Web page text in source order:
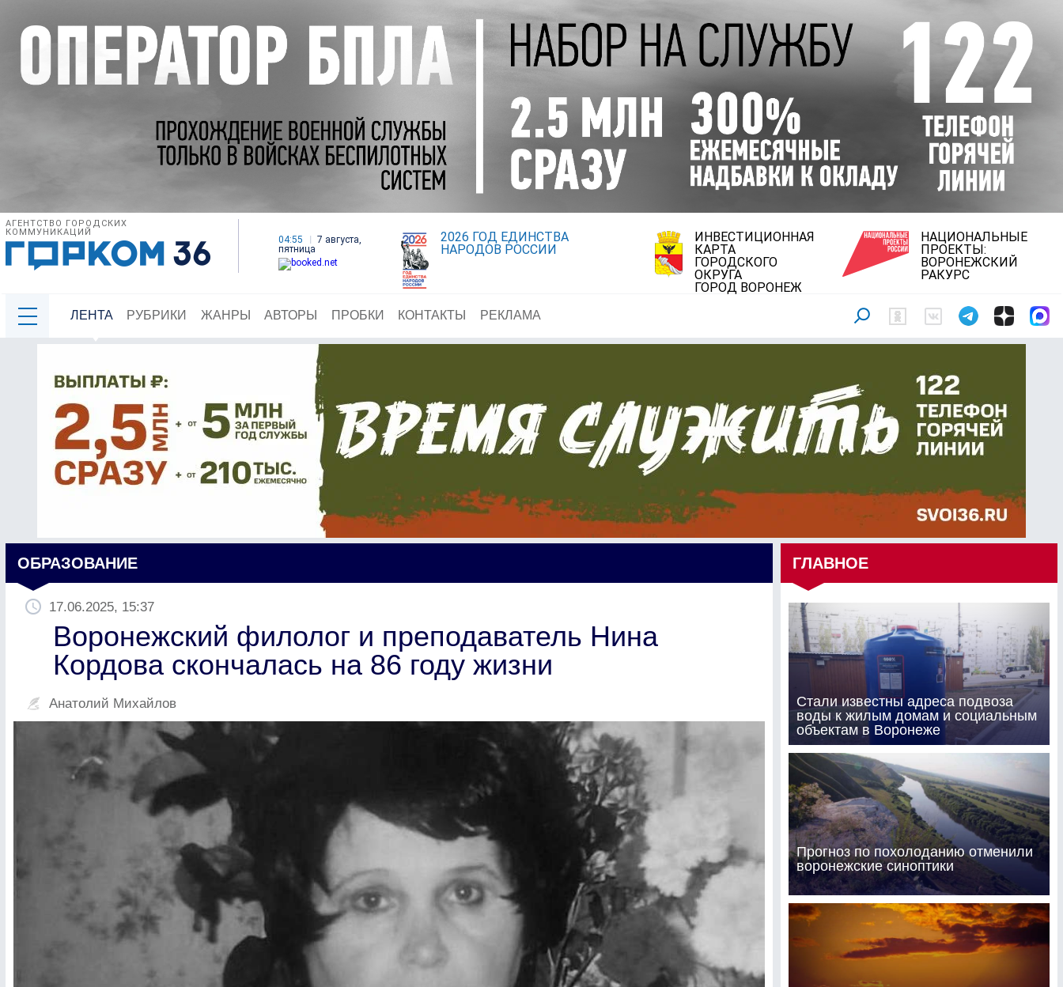
АГЕНТСТВО ГОРОДСКИХ
КОММУНИКАЦИЙ
04:55
7 августа,
пятница
2026 ГОД ЕДИНСТВА
НАРОДОВ РОССИИ
ИНВЕСТИЦИОННАЯ
КАРТА
ГОРОДСКОГО
ОКРУГА
ГОРОД ВОРОНЕЖ
НАЦИОНАЛЬНЫЕ
ПРОЕКТЫ:
ВОРОНЕЖСКИЙ
РАКУРС
ЛЕНТА РУБРИКИ ЖАНРЫ АВТОРЫ ПРОБКИ КОНТАКТЫ РЕКЛАМА
ОБРАЗОВАНИЕ
17.06.2025, 15:37
Воронежский филолог и преподаватель Нина
Кордова скончалась на 86 году жизни
Анатолий Михайлов
ГЛАВНОЕ
Стали известны адреса подвоза
воды к жилым домам и социальным
объектам в Воронеже
Прогноз по похолоданию отменили
воронежские синоптики